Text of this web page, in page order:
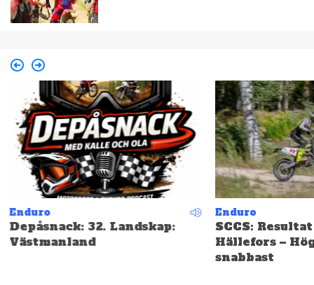
Enduro
Depåsnack: 32. Landskap:
Västmanland
Enduro
SCCS:
Hällefors –
snabbast